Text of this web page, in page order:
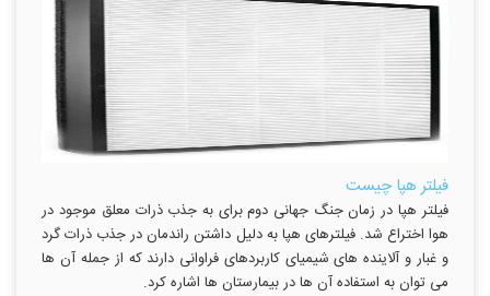
فیلتر هپا چیست
فیلتر هپا در زمان جنگ جهانی دوم برای به جذب ذرات معلق موجود در
هوا اختراع شد. فیلترهای هپا به دلیل داشتن راندمان در جذب ذرات گرد
و غبار و آلاینده های شیمیای کاربردهای فراوانی دارند که از جمله آن ها
می توان به استفاده آن ها در بیمارستان ها اشاره کرد.